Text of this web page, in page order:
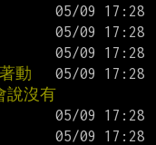
動
說沒有